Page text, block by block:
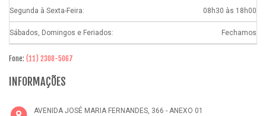
Segunda à Sexta-Feira: 08h30 às 18h00
Sábados, Domingos e Feriados: Fechamos
Fone: (11) 2308-5067
INFORMAÇÕES
AVENIDA JOSÉ MARIA FERNANDES, 366 - ANEXO 01